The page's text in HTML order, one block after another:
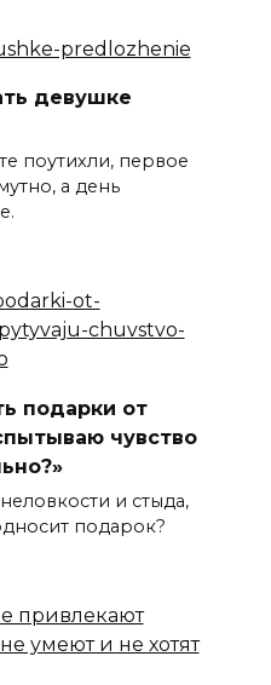
девушке
поутихли, первое
а день
подарки от
чувство
и стыда,
подарок?